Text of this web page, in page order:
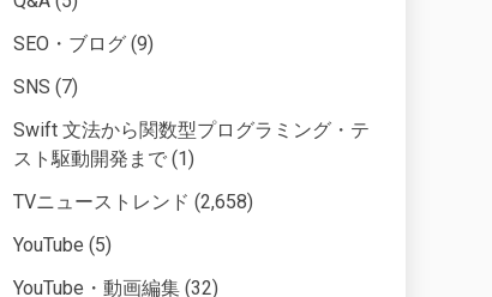
SEO・ブログ (9)
SNS (7)
Swift 文法から関数型プログラミング・テ
スト駆動開発まで (1)
TVニューストレンド (2,658)
YouTube (5)
YouTube・動画編集 (32)